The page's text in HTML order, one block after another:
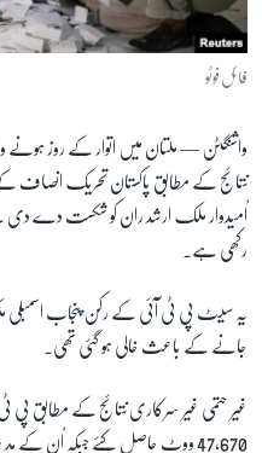
آرٹ
آزادیٔ صحافت
صحت
دلچسپ و عجیب
ویڈیوز
اسپیشل کوریج
Learning English
فائل فوٹو
واشنگٹن — ملتان میں اتوار کے روز ہونے
نتائج کے مطابق پاکستان تحریک
اُمیدوار ملک ارشد ران کو شکست دے دی
رکھی ہے۔
یہ سیٹ پی ٹی آئی کے رکن پنجاب اسمبلی
جانے کے باعث خالی ہو گئی تھی۔
غیر حتمی غیر سرکاری نتائج کے مطابق
47,670 ووٹ حاصل کئے جبکہ اُن کے مد